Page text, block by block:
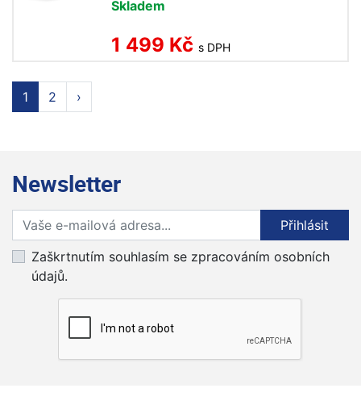
Skladem
1 499 Kč s DPH
1 2 ›
Newsletter
Přihlaste se k odběru novinek
Přihlásit
Zaškrtnutím souhlasím se zpracováním osobních
údajů.